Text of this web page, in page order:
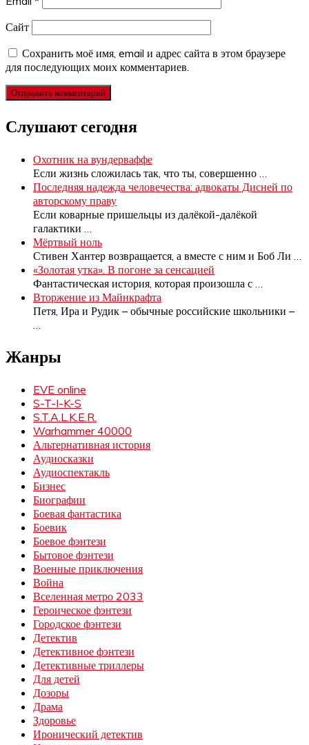
Сайт
Сохранить моё имя, email и адрес сайта в этом браузере
для последующих моих комментариев.
Слушают сегодня
Охотник на вундерваффе
Если жизнь сложилась так, что ты, совершенно
Последняя надежда человечества: адвокаты Дисней по
авторскому праву
Если коварные пришельцы из далёкой-далёкой
галактики
Мёртвый ноль
Стивен Хантер возвращается, а вместе с ним и Боб Ли
«Золотая утка». В погоне за сенсацией
Фантастическая история, которая произошла с
Вторжение из Майнкрафта
Петя, Ира и Рудик – обычные российские школьники –
Жанры
EVE online
S-T-I-K-S
S.T.A.L.K.E.R.
Warhammer 40000
Альтернативная история
Аудиосказки
Аудиоспектакль
Бизнес
Биографии
Боевая фантастика
Боевик
Боевое фэнтези
Бытовое фэнтези
Военные приключения
Война
Вселенная метро 2033
Героическое фэнтези
Городское фэнтези
Детектив
Детективное фэнтези
Детективные триллеры
Для детей
Дозоры
Драма
Здоровье
Иронический детектив